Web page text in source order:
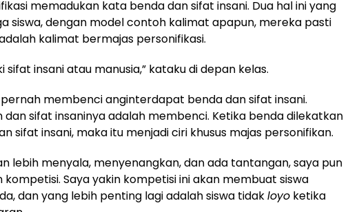
memadukan kata benda dan sifat insani. Dua hal ini yang
siswa, dengan model contoh kalimat apapun, mereka pasti
kalimat bermajas personifikasi.
sifat insani atau manusia,” kataku di depan kelas.
membenci anginterdapat benda dan sifat insani.
dan sifat insaninya adalah membenci. Ketika benda dilekatkan
sifat insani, maka itu menjadi ciri khusus majas personifikan.
lebih menyala, menyenangkan, dan ada tantangan, saya pun
Saya yakin kompetisi ini akan membuat siswa
dan yang lebih penting lagi adalah siswa tidakloyo ketika